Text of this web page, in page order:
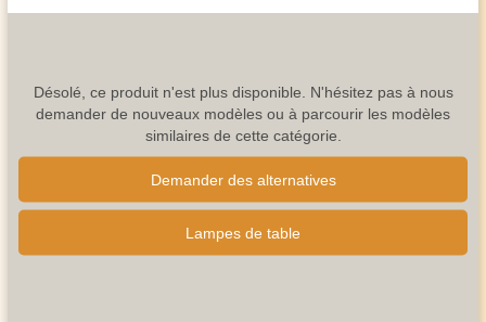
Désolé, ce produit n'est plus disponible. N'hésitez pas à nous
demander de nouveaux modèles ou à parcourir les modèles
similaires de cette catégorie.
Demander des alternatives
Lampes de table